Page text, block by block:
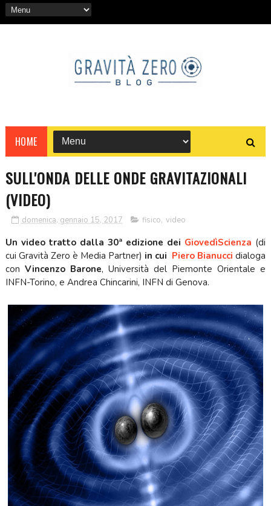
HOME
SULL'ONDA DELLE ONDE GRAVITAZIONALI
(VIDEO)
domenica, gennaio 15, 2017 fisico, video
Un video tratto dalla 30ª edizione dei GiovedìScienza (di
cui Gravità Zero è Media Partner) in cui Piero Bianucci dialoga
con Vincenzo Barone, Università del Piemonte Orientale e
INFN-Torino, e Andrea Chincarini, INFN di Genova.